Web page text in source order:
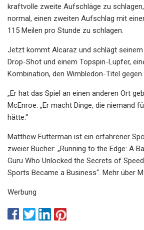
kraftvolle zweite Aufschläge zu
normal, einen zweiten Aufschlag mit
115 Meilen pro Stunde zu schlagen.
Jetzt kommt Alcaraz und schlägt
Drop-Shot und einem Topspin-Lupfer,
Kombination, den Wimbledon-Titel gegen
„Er hat das Spiel an einen anderen Ort
McEnroe. „Er macht Dinge, die niemand
hätte.“
Matthew Futterman ist ein erfahrener
zweier Bücher: „Running to the Edge: A
Guru Who Unlocked the Secrets of
Sports Became a Business“. Mehr über
Werbung